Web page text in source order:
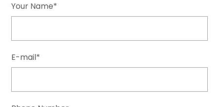
Your Name*
E-mail*